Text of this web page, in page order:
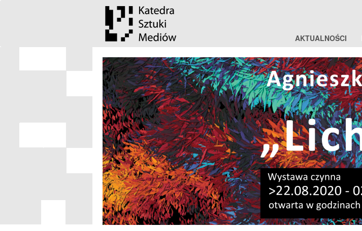
AKTUALNOŚCI